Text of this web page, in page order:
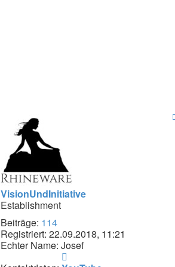
VisionUndInitiative
Establishment
Beiträge: 114
Registriert: 22.09.2018, 11:21
Echter Name: Josef